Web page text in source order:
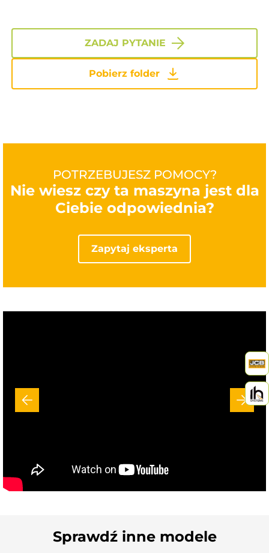
ZADAJ PYTANIE
Pobierz folder
POTRZEBUJESZ POMOCY?
Nie wiesz czy ta maszyna jest dla
Ciebie odpowiednia?
Zapytaj eksperta
Sprawdź inne modele